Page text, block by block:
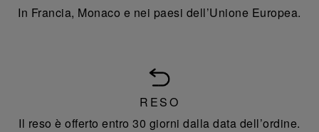
In Francia, Monaco e nei paesi dell’Unione Europea.
RESO
Il reso è offerto entro 30 giorni dalla data dell’ordine.